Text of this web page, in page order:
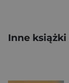
Inne książki